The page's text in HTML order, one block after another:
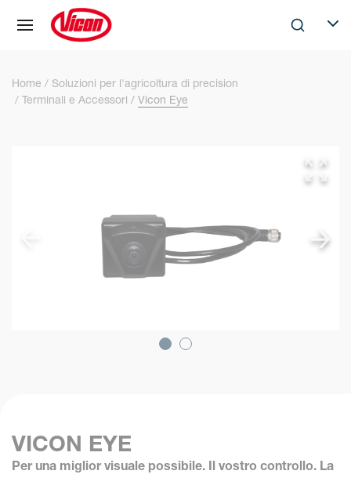
Search
Home
Soluzioni per l'agricoltura di precision
Terminali e Accessori
Vicon Eye
VICON EYE
Per una miglior visuale possibile. Il vostro controllo. La
Pannello di gestione dei cookies